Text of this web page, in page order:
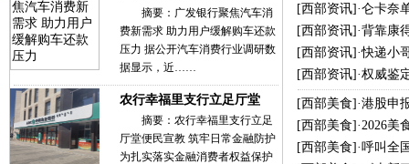
摘要：广发银行聚焦汽车消
费新需求 助力用户缓解购车还款
压力 据公开汽车消费行业调研数
据显示，近……
农行幸福里支行立足厅堂
摘要：农行幸福里支行立足
厅堂便民宣教 筑牢日常金融防护
为扎实落实金融消费者权益保护
[西部资讯]·仑卡奈
[西部资讯]·背靠康
[西部资讯]·快递小
[西部资讯]·权威鉴
[西部美食]·港股申
[西部美食]·2026美
[西部美食]·呼叫全